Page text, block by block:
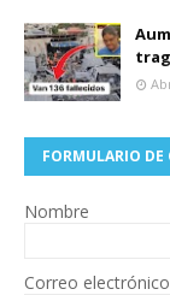
FORMULARIO DE
Nombre
Correo electrónico